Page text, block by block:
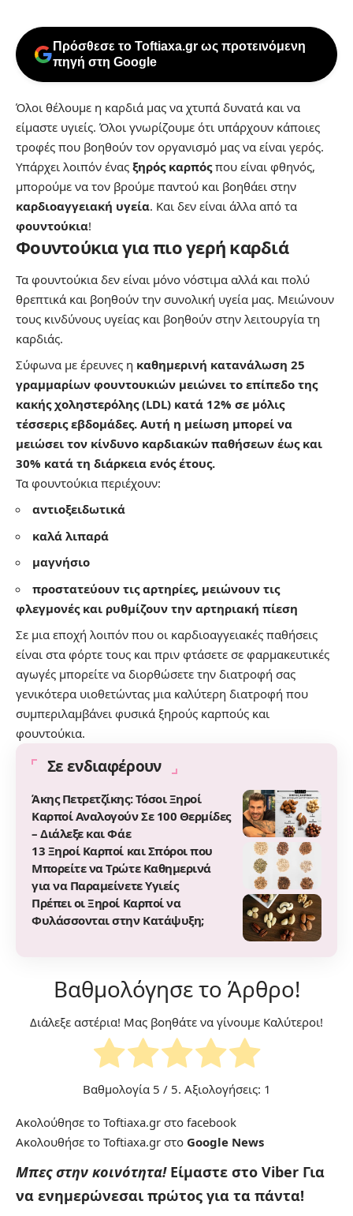
Πρόσθεσε το Toftiaxa.gr ως προτεινόμενη
πηγή στη Google
Όλοι θέλουμε η καρδιά μας να χτυπά δυνατά και να
είμαστε υγιείς. Όλοι γνωρίζουμε ότι υπάρχουν κάποιες
τροφές που βοηθούν τον οργανισμό μας να είναι γερός.
Υπάρχει λοιπόν ένας ξηρός καρπόςπου είναι φθηνός,
μπορούμε να τον βρούμε παντού και βοηθάει στην
καρδιοαγγειακή υγεία. Και δεν είναι άλλα από τα
φουντούκια!
Φουντούκια για πιο γερή καρδιά
Τα φουντούκια δεν είναι μόνο νόστιμα αλλά και πολύ
θρεπτικά και βοηθούν την συνολική υγεία μας. Μειώνουν
τους κινδύνους υγείας και βοηθούν στην λειτουργία τη
καρδιάς.
Σύφωνα με έρευνες η καθημερινή κατανάλωση 25
γραμμαρίων φουντουκιών μειώνει το επίπεδο της
κακής χοληστερόλης (LDL) κατά 12% σε μόλις
τέσσερις εβδομάδες. Αυτή η μείωση μπορεί να
μειώσει τον κίνδυνο καρδιακών παθήσεων έως και
30% κατά τη διάρκεια ενός έτους.
Τα φουντούκια περιέχουν:
αντιοξειδωτικά
καλά λιπαρά
μαγνήσιο
προστατεύουν τις αρτηρίες, μειώνουν τις
φλεγμονές και ρυθμίζουν την αρτηριακή πίεση
Σε μια εποχή λοιπόν που οι καρδιοαγγειακές παθήσεις
είναι στα φόρτε τους και πριν φτάσετε σε φαρμακευτικές
αγωγές μπορείτε να διορθώσετε την διατροφή σας
γενικότερα υιοθετώντας μια καλύτερη διατροφή που
συμπεριλαμβάνει φυσικά ξηρούς καρπούς και
φουντούκια.
Σε ενδιαφέρουν
Άκης Πετρετζίκης: Τόσοι Ξηροί
Καρποί Αναλογούν Σε 100 Θερμίδες
– Διάλεξε και Φάε
13 Ξηροί Καρποί και Σπόροι που
Μπορείτε να Τρώτε Καθημερινά
για να Παραμείνετε Υγιείς
Πρέπει οι Ξηροί Καρποί να
Φυλάσσονται στην Κατάψυξη;
Βαθμολόγησε το Άρθρο!
Διάλεξε αστέρια! Μας βοηθάτε να γίνουμε Καλύτεροι!
Βαθμολογία 5 / 5. Αξιολογήσεις: 1
Ακολούθησε το Toftiaxa.gr στο facebook
Ακολουθήσε το Toftiaxa.gr στο Google News
Μπες στην κοινότητα! Είμαστε στο Viber Για
να ενημερώνεσαι πρώτος για τα πάντα!